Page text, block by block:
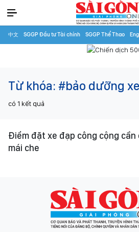
中文 SGGP Đầu tư Tài chính SGGP Thể Thao
Từ khóa: #bảo dưỡng
có 1 kết quả
Điểm đặt xe đạp công cộng cần
mái che